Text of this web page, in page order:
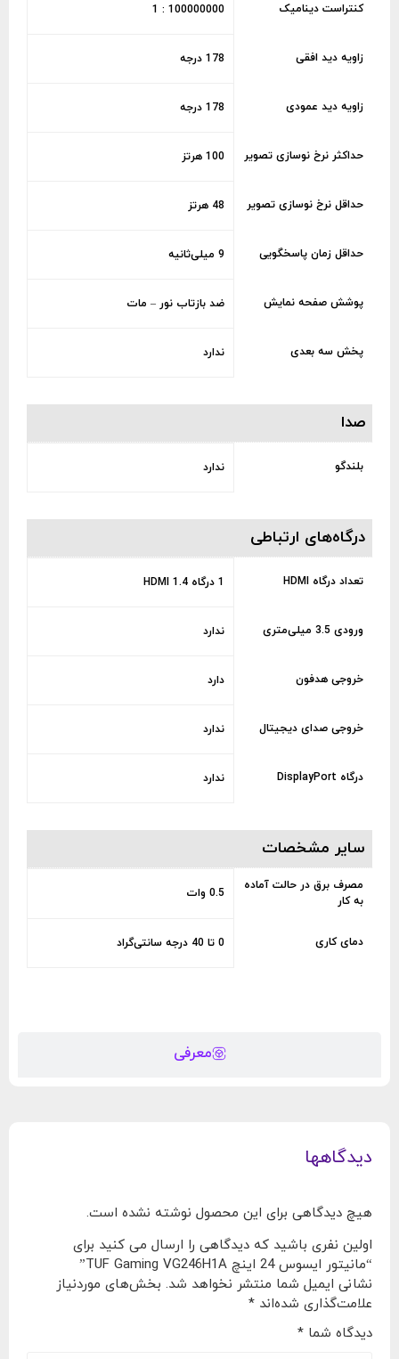
معرفی
کنتراست دینامیک 100000000 : 1
زاویه دید افقی 178 درجه
زاویه دید عمودی 178 درجه
حداکثر نرخ نوسازی تصویر 100 هرتز
حداقل نرخ نوسازی تصویر 48 هرتز
حداقل زمان پاسخگویی 9 میلی‌ثانیه
پوشش صفحه نمایش ضد بازتاب نور – مات
پخش سه بعدی ندارد
صدا
بلندگو ندارد
درگاه‌های ارتباطی
تعداد درگاه HDMI 1 درگاه HDMI 1.4
ورودی 3.5 میلی‌متری ندارد
خروجی هدفون دارد
خروجی صدای دیجیتال ندارد
درگاه DisplayPort ندارد
سایر مشخصات
مصرف برق در حالت آماده
به کار
0.5 وات
دمای کاری 0 تا 40 درجه سانتی‌‌گراد
دیدگاهها
هیچ دیدگاهی برای این محصول نوشته نشده است.
اولین نفری باشید که دیدگاهی را ارسال می کنید برای
“مانیتور ایسوس 24 اینچ TUF Gaming VG246H1A”
نشانی ایمیل شما منتشر نخواهد شد. بخش‌های موردنیاز
علامت‌گذاری شده‌اند *
دیدگاه شما *